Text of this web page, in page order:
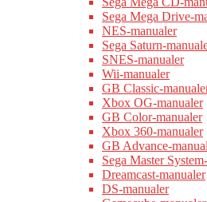
Sega Mega Drive-
NES-manualer
Sega Saturn-
SNES-manualer
Wii-manualer
GB Classic-
Xbox OG-manualer
GB Color-manualer
Xbox 360-manualer
GB Advance-
Sega Master
Dreamcast-manualer
DS-manualer